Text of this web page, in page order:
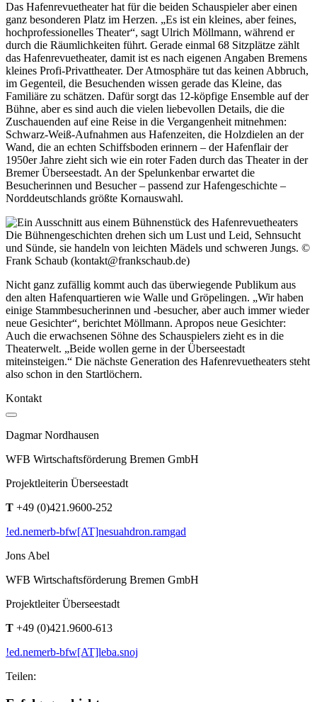
Das Hafenrevuetheater hat für die beiden Schauspieler aber einen
ganz besonderen Platz im Herzen. „Es ist ein kleines, aber feines,
hochprofessionelles Theater“, sagt Ulrich Möllmann, während er
durch die Räumlichkeiten führt. Gerade einmal 68 Sitzplätze zählt
das Hafenrevuetheater, damit ist es nach eigenen Angaben Bremens
kleines Profi-Privattheater. Der Atmosphäre tut das keinen Abbruch,
im Gegenteil, die Besuchenden wissen gerade das Kleine, das
Familiäre zu schätzen. Dafür sorgt das 12-köpfige Ensemble auf der
Bühne, aber es sind auch die vielen liebevollen Details, die die
Zuschauenden auf eine Reise in die Vergangenheit mitnehmen:
Schwarz-Weiß-Aufnahmen aus Hafenzeiten, die Holzdielen an der
Wand, die an echten Schiffsboden erinnern – der Hafenflair der
1950er Jahre zieht sich wie ein roter Faden durch das Theater in der
Bremer Überseestadt. An der Spelunkenbar erwartet die
Besucherinnen und Besucher – passend zur Hafengeschichte –
Norddeutschlands größte Kornauswahl.
Die Bühnengeschichten drehen sich um Lust und Leid, Sehnsucht
und Sünde, sie handeln von leichten Mädels und schweren Jungs. ©
Frank Schaub (kontakt@frankschaub.de)
Nicht ganz zufällig kommt auch das überwiegende Publikum aus
den alten Hafenquartieren wie Walle und Gröpelingen. „Wir haben
einige Stammbesucherinnen und -besucher, aber auch immer wieder
neue Gesichter“, berichtet Möllmann. Apropos neue Gesichter:
Auch die erwachsenen Söhne des Schauspielers zieht es in die
Theaterwelt. „Beide wollen gerne in der Überseestadt
miteinsteigen.“ Die nächste Generation des Hafenrevuetheaters steht
also schon in den Startlöchern.
Kontakt
Dagmar Nordhausen
WFB Wirtschaftsförderung Bremen GmbH
Projektleiterin Überseestadt
T +49 (0)421.9600-252
!ed.nemerb-bfw[AT]nesuahdron.ramgad
Jons Abel
WFB Wirtschaftsförderung Bremen GmbH
Projektleiter Überseestadt
T +49 (0)421.9600-613
!ed.nemerb-bfw[AT]leba.snoj
Teilen: